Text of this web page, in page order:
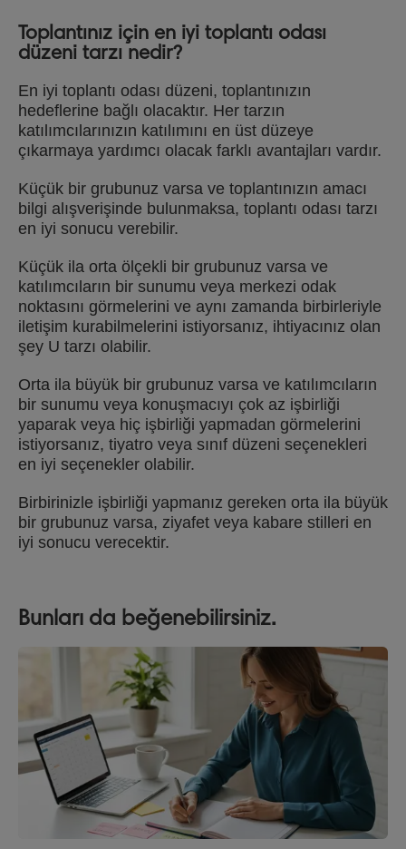
Toplantınız için en iyi toplantı odası
düzeni tarzı nedir?
En iyi toplantı odası düzeni, toplantınızın
hedeflerine bağlı olacaktır. Her tarzın
katılımcılarınızın katılımını en üst düzeye
çıkarmaya yardımcı olacak farklı avantajları vardır.
Küçük bir grubunuz varsa ve toplantınızın amacı
bilgi alışverişinde bulunmaksa, toplantı odası tarzı
en iyi sonucu verebilir.
Küçük ila orta ölçekli bir grubunuz varsa ve
katılımcıların bir sunumu veya merkezi odak
noktasını görmelerini ve aynı zamanda birbirleriyle
iletişim kurabilmelerini istiyorsanız, ihtiyacınız olan
şey U tarzı olabilir.
Orta ila büyük bir grubunuz varsa ve katılımcıların
bir sunumu veya konuşmacıyı çok az işbirliği
yaparak veya hiç işbirliği yapmadan görmelerini
istiyorsanız, tiyatro veya sınıf düzeni seçenekleri
en iyi seçenekler olabilir.
Birbirinizle işbirliği yapmanız gereken orta ila büyük
bir grubunuz varsa, ziyafet veya kabare stilleri en
iyi sonucu verecektir.
Bunları da beğenebilirsiniz.